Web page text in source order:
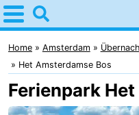
Home
Amsterdam
Interessante
Ausflüge
Für
Home Amsterdam
Het Amsterdamse Bos
Ferienpark